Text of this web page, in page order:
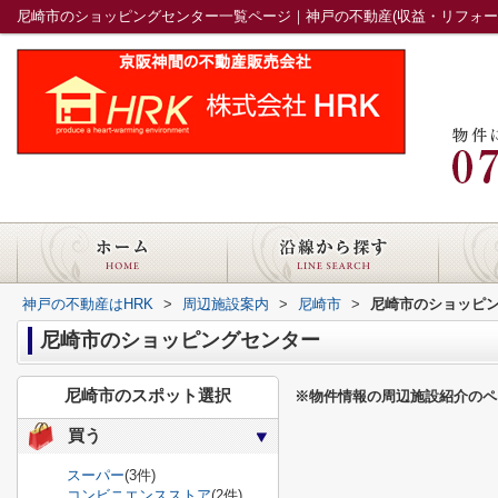
尼崎市のショッピングセンター一覧ページ｜神戸の不動産(収益・リフォ
神戸の不動産はHRK > 周辺施設案内 > 尼崎市 > 尼崎市のショッピ
尼崎市のショッピングセンター
※物件情報の周辺施設紹介の
尼崎市のスポット選択
買う
スーパー(3件)